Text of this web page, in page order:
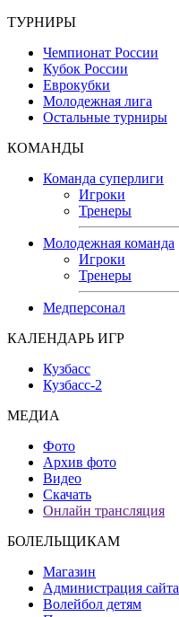
ТУРНИРЫ
Чемпионат России
Кубок России
Еврокубки
Молодежная лига
Остальные турниры
КОМАНДЫ
Команда суперлиги
Игроки
Тренеры
Молодежная команда
Игроки
Тренеры
Медперсонал
КАЛЕНДАРЬ ИГР
Кузбасс
Кузбасс-2
МЕДИА
Фото
Архив фото
Видео
Скачать
Онлайн трансляция
БОЛЕЛЬЩИКАМ
Магазин
Администрация сайта
Волейбол детям